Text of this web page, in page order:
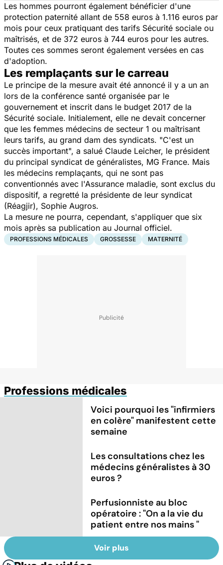
Les hommes pourront également bénéficier d'une
protection paternité allant de 558 euros à 1.116 euros par
mois pour ceux pratiquant des tarifs Sécurité sociale ou
maîtrisés, et de 372 euros à 744 euros pour les autres.
Toutes ces sommes seront également versées en cas
d'adoption.
Les remplaçants sur le carreau
Le principe de la mesure avait été annoncé il y a un an
lors de la conférence santé organisée par le
gouvernement et inscrit dans le budget 2017 de la
Sécurité sociale. Initialement, elle ne devait concerner
que les femmes médecins de secteur 1 ou maîtrisant
leurs tarifs, au grand dam des syndicats. "C'est un
succès important", a salué Claude Leicher, le président
du principal syndicat de généralistes, MG France. Mais
les médecins remplaçants, qui ne sont pas
conventionnés avec l'Assurance maladie, sont exclus du
dispositif, a regretté la présidente de leur syndicat
(Réagjir), Sophie Augros.
La mesure ne pourra, cependant, s'appliquer que six
mois après sa publication au Journal officiel.
PROFESSIONS MÉDICALES GROSSESSE MATERNITÉ
Professions médicales
Voici pourquoi les "infirmiers
en colère" manifestent cette
semaine
Les consultations chez les
médecins généralistes à 30
euros ?
Perfusionniste au bloc
opératoire : "On a la vie du
patient entre nos mains "
Voir plus